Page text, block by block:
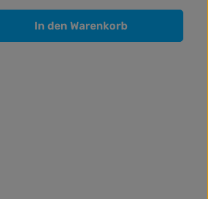
gewünschten Wert
In den Warenkorb